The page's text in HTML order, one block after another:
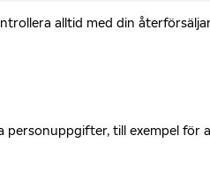
alltid med din
personuppgifter, till exempel